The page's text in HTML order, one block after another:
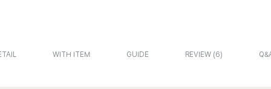
WITH ITEM GUIDE REVIEW 6